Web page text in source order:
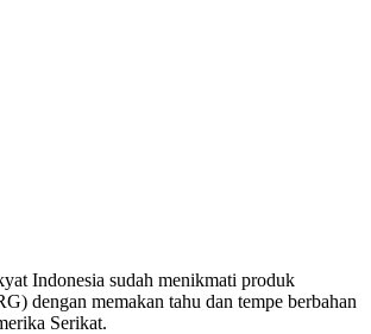
Indonesia sudah menikmati produk
dengan memakan tahu dan tempe berbahan
Serikat.